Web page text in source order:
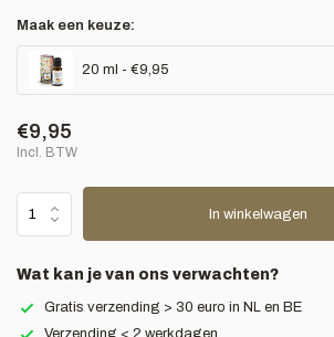
Maak een keuze:
20 ml - €9,95
€9,95
Incl. BTW
In winkelwagen
Wat kan je van ons verwachten?
Gratis verzending > 30 euro in NL en BE